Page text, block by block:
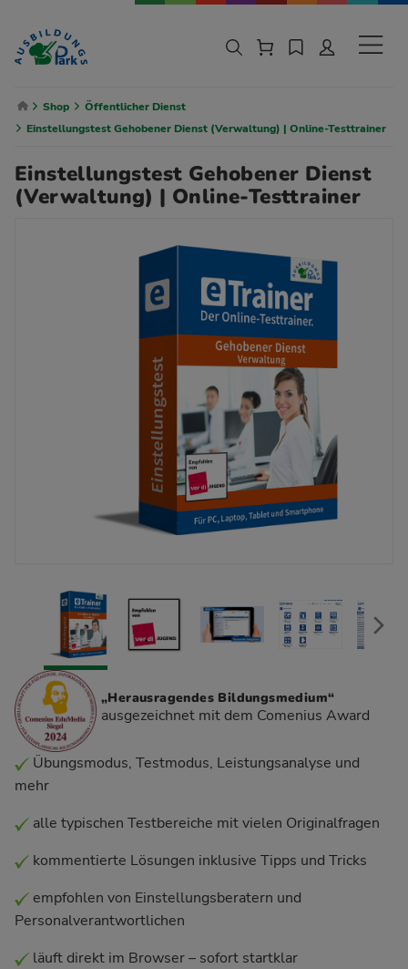
Zur Navigation springen
Zu den Hauptinhalten springen
Shop
Öffentlicher Dienst
Einstellungstest Gehobener Dienst (Verwaltung) | Online-Testtrainer
Einstellungstest Gehobener Dienst
(Verwaltung) | Online-Testtrainer
„Herausragendes Bildungsmedium“
ausgezeichnet mit dem Comenius Award
Übungsmodus, Testmodus, Leistungsanalyse und
mehr
alle typischen Testbereiche mit vielen Originalfragen
kommentierte Lösungen inklusive Tipps und Tricks
empfohlen von Einstellungsberatern und
Personalverantwortlichen
läuft direkt im Browser – sofort startklar